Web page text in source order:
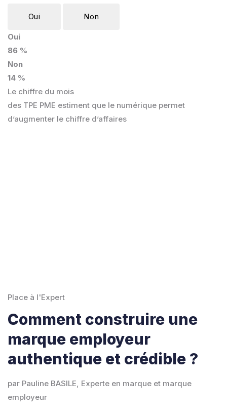
Oui Non
Oui
86 %
Non
14 %
Le chiffre du mois
des TPE PME estiment que le numérique permet
d’augmenter le chiffre d’affaires
Place à l'Expert
Comment construire une
marque employeur
authentique et crédible ?
par Pauline BASILE, Experte en marque et marque
employeur